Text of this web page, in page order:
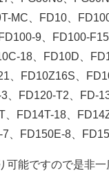
MC、FD10、
9、FD100-
18、FD10D、
、FD10Z16S、
、FD120-T2、FD-
FD14T-18、
、FD150E-8、
可能ですので是非